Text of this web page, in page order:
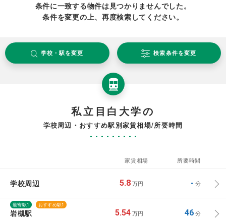
条件に一致する物件は見つかりませんでした。
条件を変更の上、再度検索してください。
学校・駅を変更 検索条件を変更
私立目白大学の
学校周辺・おすすめ駅別家賃相場/所要時間
家賃相場 所要時間
学校周辺 5.8 万円 - 分
最寄駅1 おすすめ駅1
岩槻駅 5.54 万円 46分